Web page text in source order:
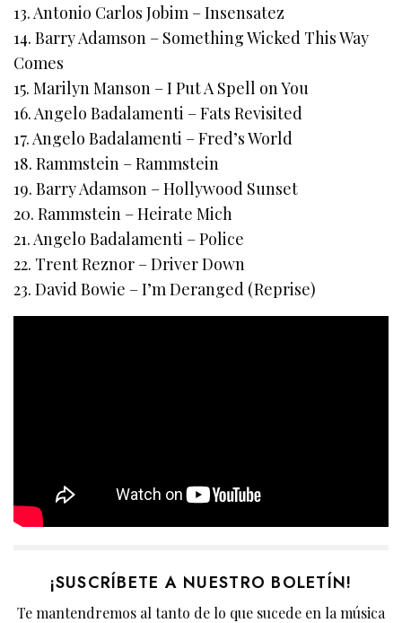
13. Antonio Carlos Jobim – Insensatez
14. Barry Adamson – Something Wicked This Way
Comes
15. Marilyn Manson – I Put A Spell on You
16. Angelo Badalamenti – Fats Revisited
17. Angelo Badalamenti – Fred’s World
18. Rammstein – Rammstein
19. Barry Adamson – Hollywood Sunset
20. Rammstein – Heirate Mich
21. Angelo Badalamenti – Police
22. Trent Reznor – Driver Down
23. David Bowie – I’m Deranged (Reprise)
¡SUSCRÍBETE A NUESTRO BOLETÍN!
Te mantendremos al tanto de lo que sucede en la música